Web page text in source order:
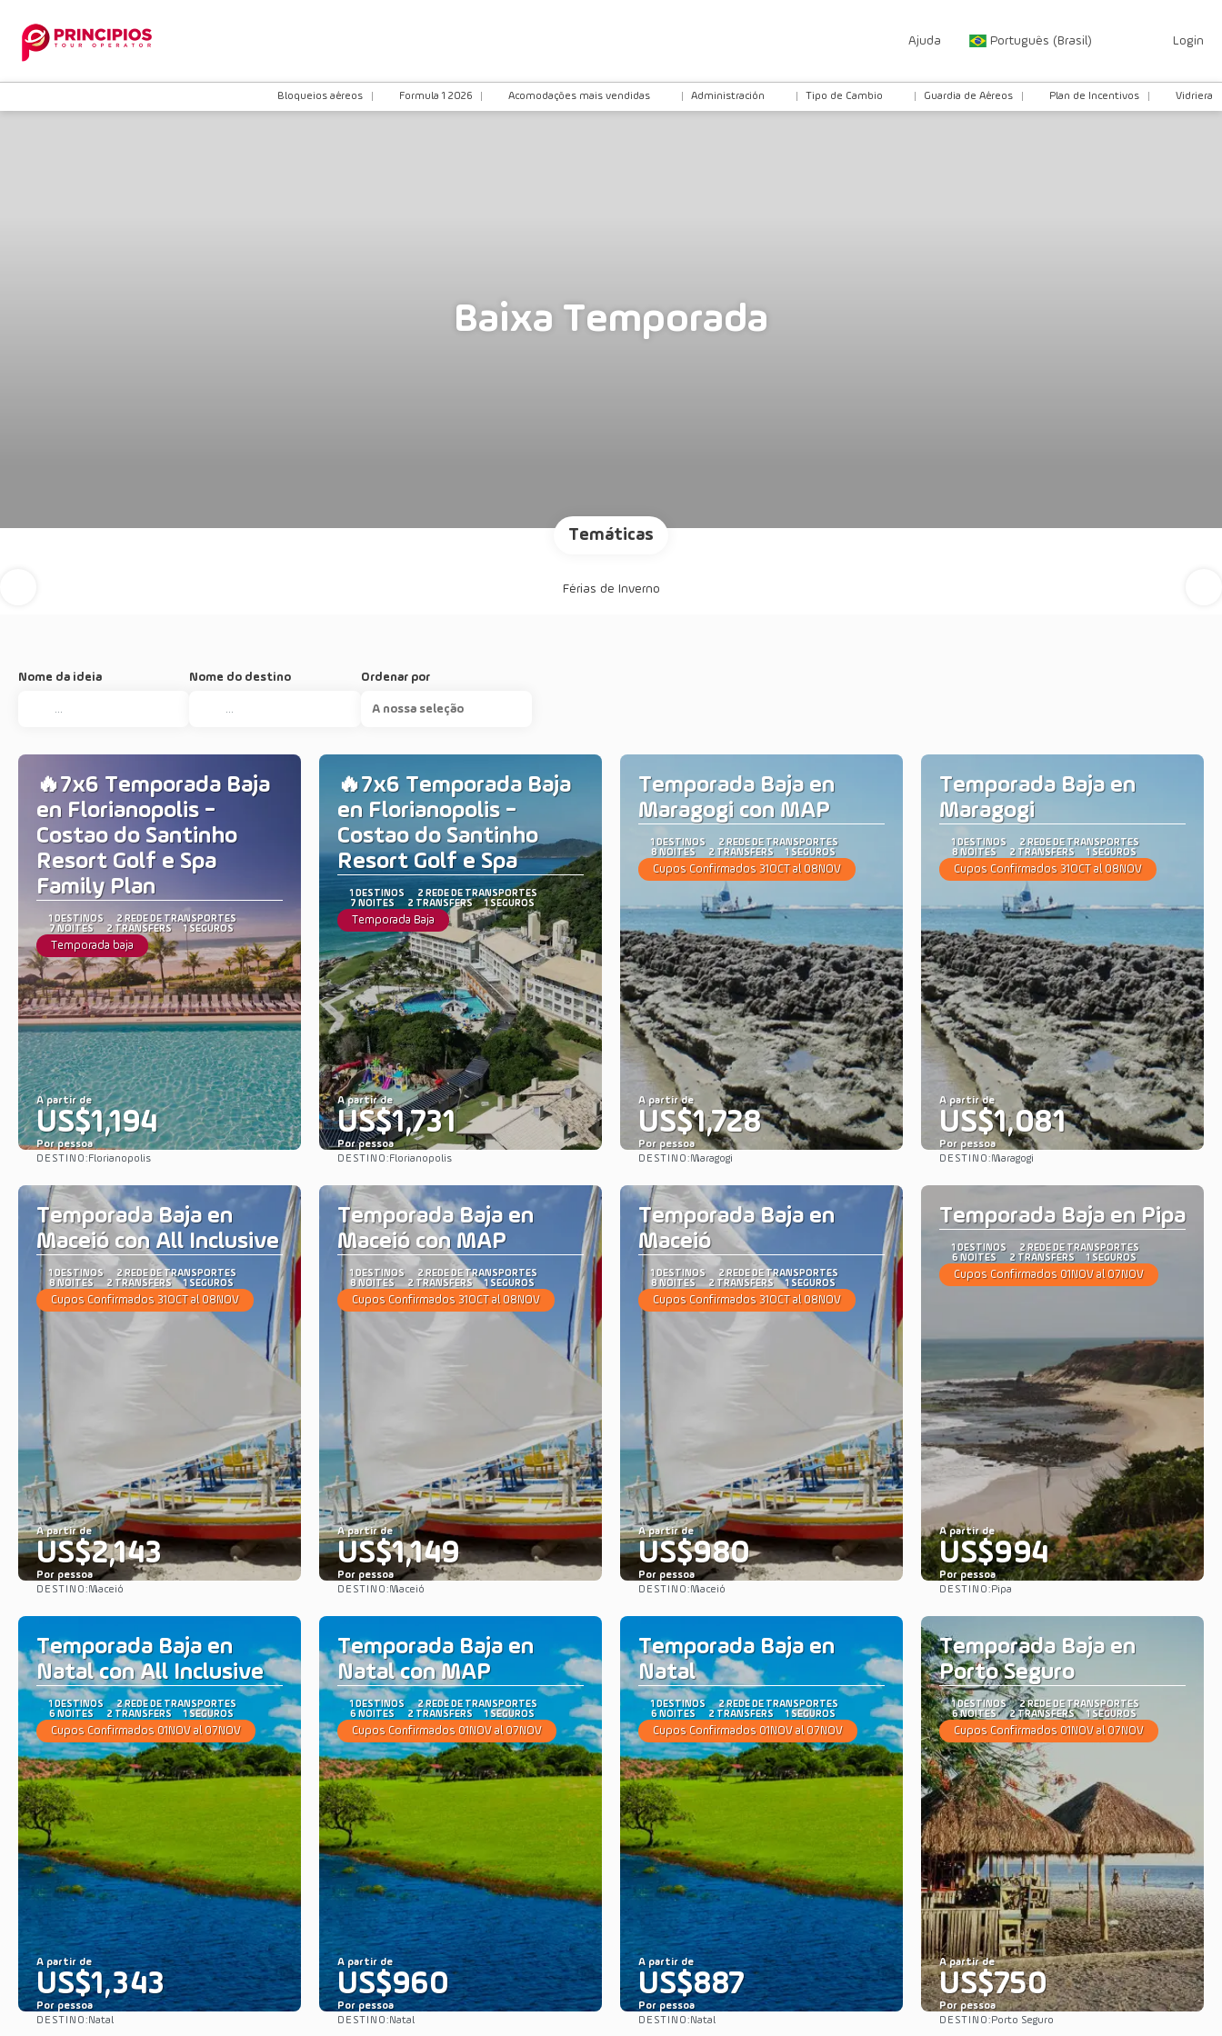
Ajuda Português (Brasil) Login
Bloqueios aéreos Formula 1 2026 Acomodações mais vendidas Administración Tipo de Cambio Guardia de Aéreos Plan de Incentivos Vidriera
Baixa Temporada
Temáticas
Férias de Inverno
Nome da ideia Nome do destino Ordenar por
A nossa seleção
🔥7x6 Temporada Baja
en Florianopolis -
Costao do Santinho
Resort Golf e Spa
Family Plan
1 DESTINOS
2 REDE DE TRANSPORTES
7 NOITES
2 TRANSFERS 1 SEGUROS
Temporada baja
A partir de
US$1,194
Por pessoa
DESTINO:Florianopolis
🔥7x6 Temporada Baja
en Florianopolis -
Costao do Santinho
Resort Golf e Spa
1 DESTINOS
2 REDE DE TRANSPORTES
7 NOITES
2 TRANSFERS 1 SEGUROS
Temporada Baja
A partir de
US$1,731
Por pessoa
DESTINO:Florianopolis
Temporada Baja en
Maragogi con MAP
1 DESTINOS
2 REDE DE TRANSPORTES
8 NOITES
2 TRANSFERS 1 SEGUROS
Cupos Confirmados 31OCT al 08NOV
A partir de
US$1,728
Por pessoa
DESTINO:Maragogi
Temporada Baja en
Maragogi
1 DESTINOS
2 REDE DE TRANSPORTES
8 NOITES
2 TRANSFERS 1 SEGUROS
Cupos Confirmados 31OCT al 08NOV
A partir de
US$1,081
Por pessoa
DESTINO:Maragogi
Temporada Baja en
Maceió con All Inclusive
1 DESTINOS
2 REDE DE TRANSPORTES
8 NOITES
2 TRANSFERS 1 SEGUROS
Cupos Confirmados 31OCT al 08NOV
A partir de
US$2,143
Por pessoa
DESTINO:Maceió
Temporada Baja en
Maceió con MAP
1 DESTINOS
2 REDE DE TRANSPORTES
8 NOITES
2 TRANSFERS 1 SEGUROS
Cupos Confirmados 31OCT al 08NOV
A partir de
US$1,149
Por pessoa
DESTINO:Maceió
Temporada Baja en
Maceió
1 DESTINOS
2 REDE DE TRANSPORTES
8 NOITES
2 TRANSFERS 1 SEGUROS
Cupos Confirmados 31OCT al 08NOV
A partir de
US$980
Por pessoa
DESTINO:Maceió
Temporada Baja en Pipa
1 DESTINOS
2 REDE DE TRANSPORTES
6 NOITES
2 TRANSFERS 1 SEGUROS
Cupos Confirmados 01NOV al 07NOV
A partir de
US$994
Por pessoa
DESTINO:Pipa
Temporada Baja en
Natal con All Inclusive
1 DESTINOS
2 REDE DE TRANSPORTES
6 NOITES
2 TRANSFERS 1 SEGUROS
Cupos Confirmados 01NOV al 07NOV
A partir de
US$1,343
Por pessoa
DESTINO:Natal
Temporada Baja en
Natal con MAP
1 DESTINOS
2 REDE DE TRANSPORTES
6 NOITES
2 TRANSFERS 1 SEGUROS
Cupos Confirmados 01NOV al 07NOV
A partir de
US$960
Por pessoa
DESTINO:Natal
Temporada Baja en
Natal
1 DESTINOS
2 REDE DE TRANSPORTES
6 NOITES
2 TRANSFERS 1 SEGUROS
Cupos Confirmados 01NOV al 07NOV
A partir de
US$887
Por pessoa
DESTINO:Natal
Temporada Baja en
Porto Seguro
1 DESTINOS
2 REDE DE TRANSPORTES
6 NOITES
2 TRANSFERS 1 SEGUROS
Cupos Confirmados 01NOV al 07NOV
A partir de
US$750
Por pessoa
DESTINO:Porto Seguro